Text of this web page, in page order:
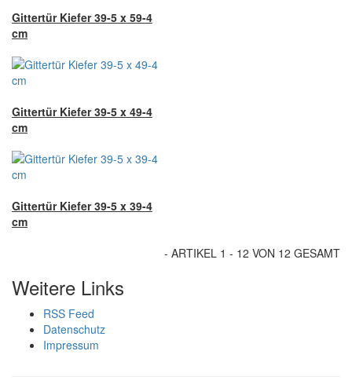
Gittertür Kiefer 39-5 x 59-4
cm
Gittertür Kiefer 39-5 x 49-4
cm
Gittertür Kiefer 39-5 x 39-4
cm
- ARTIKEL 1 - 12 VON 12 GESAMT
Weitere Links
RSS Feed
Datenschutz
Impressum